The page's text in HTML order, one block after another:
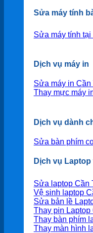
Sửa máy tính
Sửa máy tính
Dịch vụ máy in
Sửa máy in Cần
Thay mực máy
Dịch vụ dành
Sửa bàn phím
Dịch vụ
Sửa laptop Cần
Vệ sinh laptop
Sửa bản lề
Thay pin Laptop
Thay bàn phím
Thay màn hình